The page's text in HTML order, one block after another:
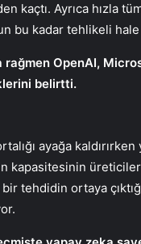
kaçtı. Ayrıca hızla
bu kadar tehlikeli
rağmen OpenAI,
belirtti.
ayağa
üreticiler
tehdidin ortaya